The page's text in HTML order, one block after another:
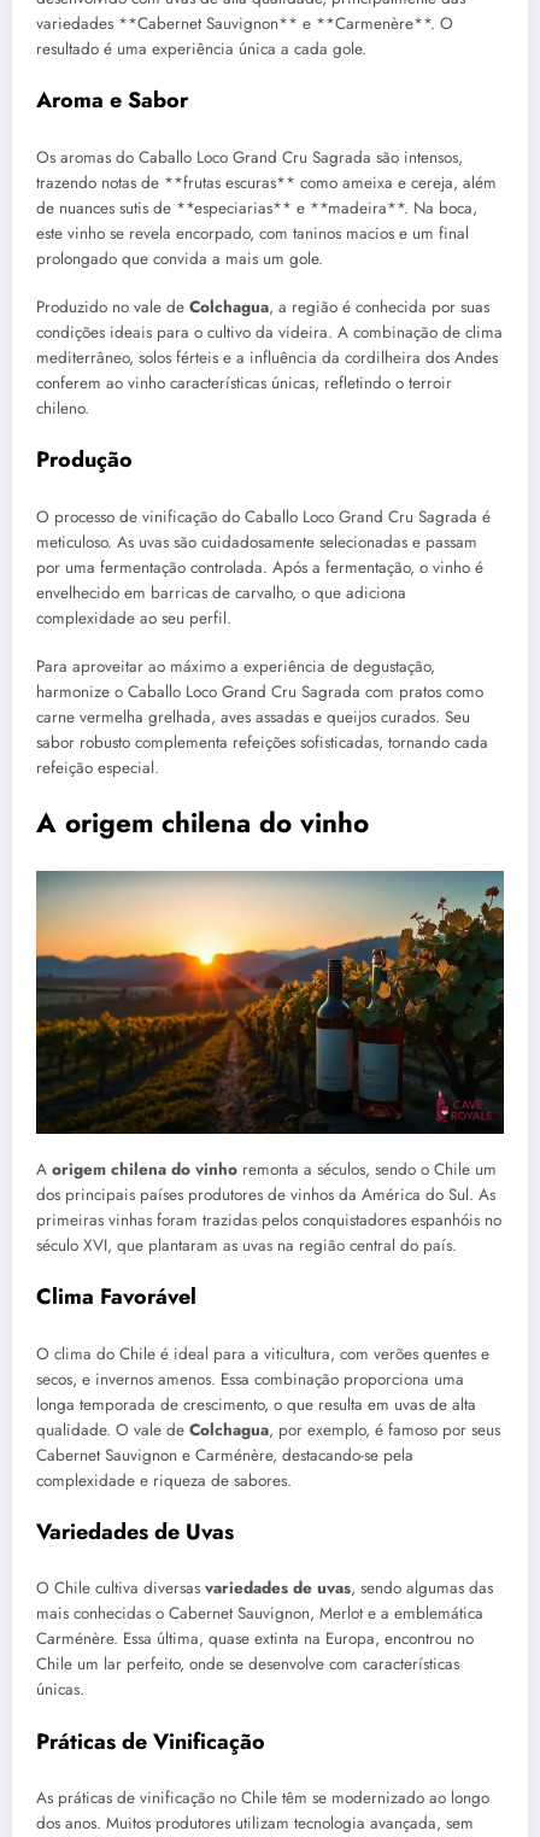
variedades **Cabernet Sauvignon** e **Carmenère**. O
resultado é uma experiência única a cada gole.
Aroma e Sabor
Os aromas do Caballo Loco Grand Cru Sagrada são intensos,
trazendo notas de **frutas escuras** como ameixa e cereja, além
de nuances sutis de **especiarias** e **madeira**. Na boca,
este vinho se revela encorpado, com taninos macios e um final
prolongado que convida a mais um gole.
Produzido no vale de Colchagua, a região é conhecida por suas
condições ideais para o cultivo da videira. A combinação de clima
mediterrâneo, solos férteis e a influência da cordilheira dos Andes
conferem ao vinho características únicas, refletindo o terroir
chileno.
Produção
O processo de vinificação do Caballo Loco Grand Cru Sagrada é
meticuloso. As uvas são cuidadosamente selecionadas e passam
por uma fermentação controlada. Após a fermentação, o vinho é
envelhecido em barricas de carvalho, o que adiciona
complexidade ao seu perfil.
Para aproveitar ao máximo a experiência de degustação,
harmonize o Caballo Loco Grand Cru Sagrada com pratos como
carne vermelha grelhada, aves assadas e queijos curados. Seu
sabor robusto complementa refeições sofisticadas, tornando cada
refeição especial.
A origem chilena do vinho
A origem chilena do vinho remonta a séculos, sendo o Chile um
dos principais países produtores de vinhos da América do Sul. As
primeiras vinhas foram trazidas pelos conquistadores espanhóis no
século XVI, que plantaram as uvas na região central do país.
Clima Favorável
O clima do Chile é ideal para a viticultura, com verões quentes e
secos, e invernos amenos. Essa combinação proporciona uma
longa temporada de crescimento, o que resulta em uvas de alta
qualidade. O vale de Colchagua, por exemplo, é famoso por seus
Cabernet Sauvignon e Carménère, destacando-se pela
complexidade e riqueza de sabores.
Variedades de Uvas
O Chile cultiva diversas variedades de uvas, sendo algumas das
mais conhecidas o Cabernet Sauvignon, Merlot e a emblemática
Carménère. Essa última, quase extinta na Europa, encontrou no
Chile um lar perfeito, onde se desenvolve com características
únicas.
Práticas de Vinificação
As práticas de vinificação no Chile têm se modernizado ao longo
dos anos. Muitos produtores utilizam tecnologia avançada, sem